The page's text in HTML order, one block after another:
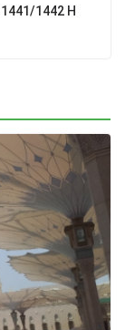
1441/1442 H